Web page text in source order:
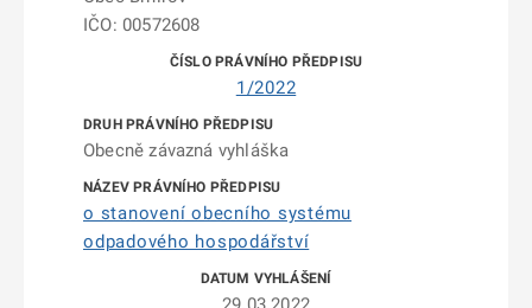
IČO: 00572608
1/2022
Obecně závazná vyhláška
o stanovení obecního systému
odpadového hospodářství